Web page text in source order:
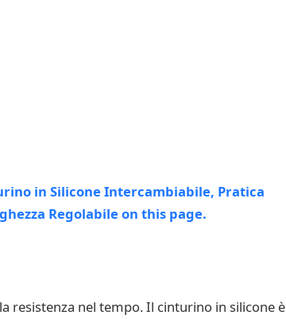
resistenza nel tempo. Il cinturino in silicone è